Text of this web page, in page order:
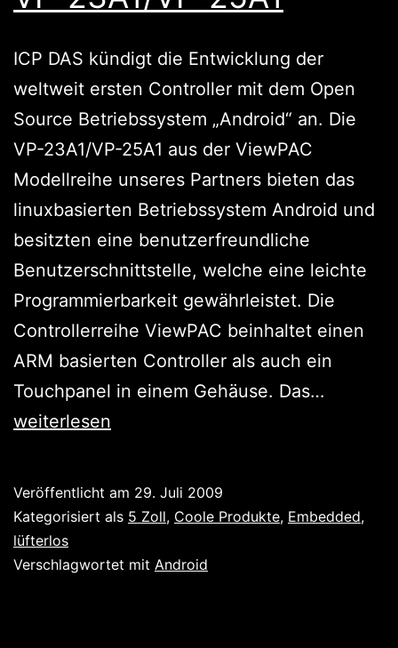
ICP DAS kündigt die Entwicklung der
weltweit ersten Controller mit dem Open
Source Betriebssystem „Android“ an. Die
VP-23A1/VP-25A1 aus der ViewPAC
Modellreihe unseres Partners bieten das
linuxbasierten Betriebssystem Android und
besitzten eine benutzerfreundliche
Benutzerschnittstelle, welche eine leichte
Programmierbarkeit gewährleistet. Die
Controllerreihe ViewPAC beinhaltet einen
ARM basierten Controller als auch ein
Touchpanel in einem Gehäuse. Das…
–
weiterlesen
Veröffentlicht am 29. Juli 2009
Kategorisiert als 5 Zoll, Coole Produkte, Embedded,
lüfterlos
Verschlagwortet mit Android